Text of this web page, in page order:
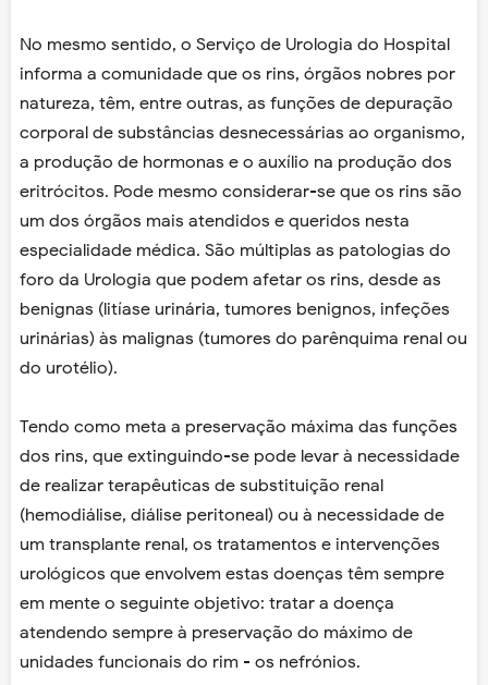
No mesmo sentido, o Serviço de Urologia do Hospital
informa a comunidade que os rins, órgãos nobres por
natureza, têm, entre outras, as funções de depuração
corporal de substâncias desnecessárias ao organismo,
a produção de hormonas e o auxílio na produção dos
eritrócitos. Pode mesmo considerar-se que os rins são
um dos órgãos mais atendidos e queridos nesta
especialidade médica. São múltiplas as patologias do
foro da Urologia que podem afetar os rins, desde as
benignas (litíase urinária, tumores benignos, infeções
urinárias) às malignas (tumores do parênquima renal ou
do urotélio).
Tendo como meta a preservação máxima das funções
dos rins, que extinguindo-se pode levar à necessidade
de realizar terapêuticas de substituição renal
(hemodiálise, diálise peritoneal) ou à necessidade de
um transplante renal, os tratamentos e intervenções
urológicos que envolvem estas doenças têm sempre
em mente o seguinte objetivo: tratar a doença
atendendo sempre à preservação do máximo de
unidades funcionais do rim - os nefrónios.